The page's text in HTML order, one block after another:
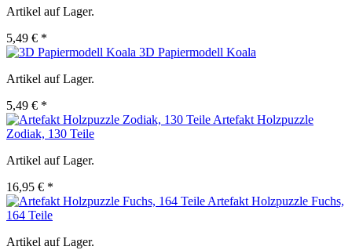
Artikel auf Lager.
5,49 € *
3D Papiermodell Koala
Artikel auf Lager.
5,49 € *
Artefakt Holzpuzzle
Zodiak, 130 Teile
Artikel auf Lager.
16,95 € *
Artefakt Holzpuzzle Fuchs,
164 Teile
Artikel auf Lager.